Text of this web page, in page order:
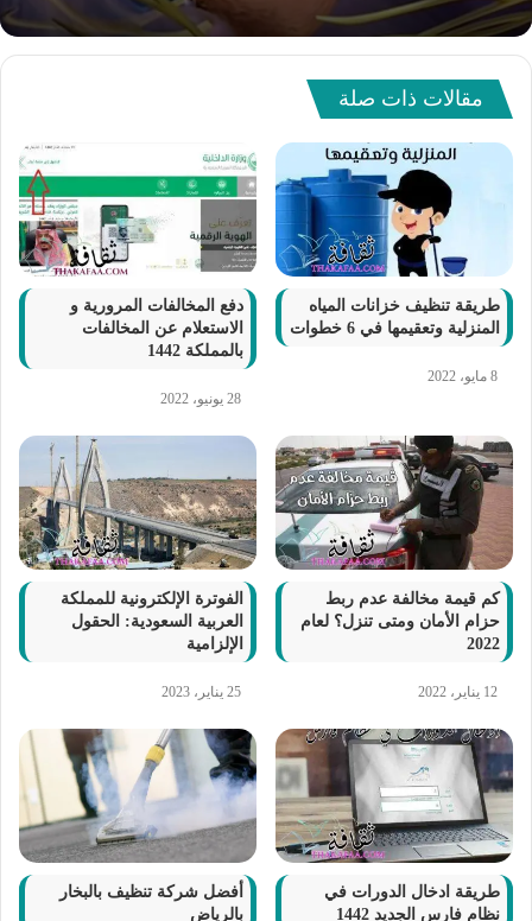
مقالات ذات صلة
طريقة تنظيف خزانات المياه
المنزلية وتعقيمها في 6 خطوات
8 مايو، 2022
دفع المخالفات المرورية و
الاستعلام عن المخالفات
بالمملكة 1442
28 يونيو، 2022
كم قيمة مخالفة عدم ربط
حزام الأمان ومتى تنزل؟ لعام
2022
12 يناير، 2022
الفوترة الإلكترونية للمملكة
العربية السعودية: الحقول
الإلزامية
25 يناير، 2023
طريقة ادخال الدورات في
نظام فارس الجديد 1442
أفضل شركة تنظيف بالبخار
بالرياض